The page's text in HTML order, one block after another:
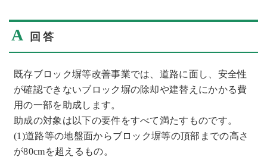
A 回答
既存ブロック塀等改善事業では、道路に面し、安全性
が確認できないブロック塀の除却や建替えにかかる費
用の一部を助成します。
助成の対象は以下の要件をすべて満たすものです。
(1)道路等の地盤面からブロック塀等の頂部までの高さ
が80cmを超えるもの。